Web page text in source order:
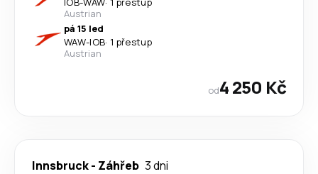
Austrian
pá 15 led
WAW-IOB· 1 přestup
Austrian
od4 250 Kč
Innsbruck- Záhřeb 3 dni